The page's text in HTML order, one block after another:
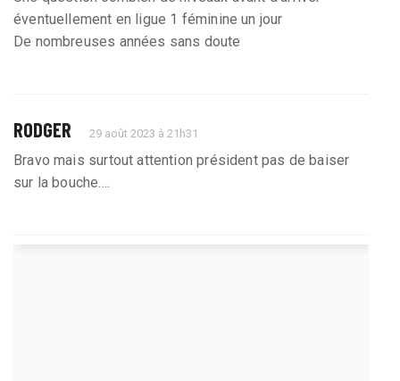
éventuellement en ligue 1 féminine un jour
De nombreuses années sans doute
RODGER 29 août 2023 à 21h31
Bravo mais surtout attention président pas de baiser
sur la bouche....